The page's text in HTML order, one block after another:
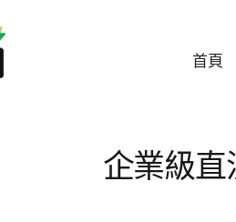
首頁
企業級